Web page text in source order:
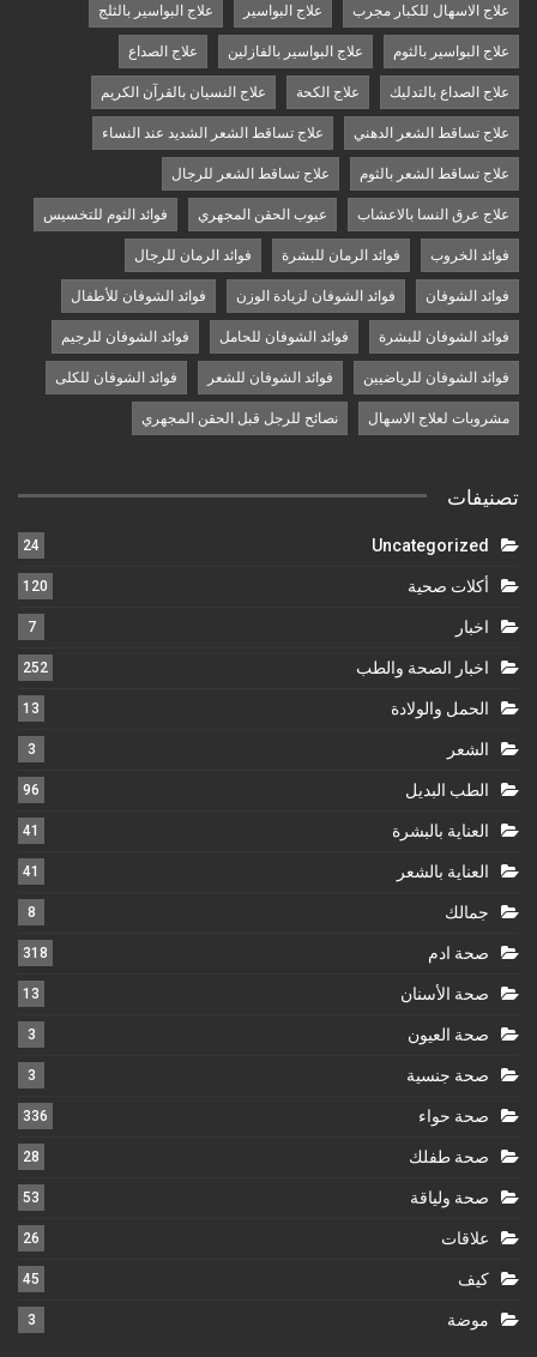
علاج الاسهال للكبار مجرب علاج البواسير علاج البواسير بالثلج
علاج البواسير بالثوم علاج البواسير بالفازلين علاج الصداع
علاج الصداع بالتدليك علاج الكحة علاج النسيان بالقرآن الكريم
علاج تساقط الشعر الدهني علاج تساقط الشعر الشديد عند النساء
علاج تساقط الشعر بالثوم علاج تساقط الشعر للرجال
علاج عرق النسا بالاعشاب عيوب الحقن المجهري فوائد الثوم للتخسيس
فوائد الخروب فوائد الرمان للبشرة فوائد الرمان للرجال
فوائد الشوفان فوائد الشوفان لزيادة الوزن فوائد الشوفان للأطفال
فوائد الشوفان للبشرة فوائد الشوفان للحامل فوائد الشوفان للرجيم
فوائد الشوفان للرياضيين فوائد الشوفان للشعر فوائد الشوفان للكلى
مشروبات لعلاج الاسهال نصائح للرجل قبل الحقن المجهري
تصنيفات
Uncategorized
24
أكلات صحية 120
اخبار 7
اخبار الصحة والطب 252
الحمل والولادة 13
الشعر 3
الطب البديل 96
العناية بالبشرة 41
العناية بالشعر 41
جمالك 8
صحة ادم 318
صحة الأسنان 13
صحة العيون 3
صحة جنسية 3
صحة حواء 336
صحة طفلك 28
صحة ولياقة 53
علاقات 26
كيف 45
موضة 3